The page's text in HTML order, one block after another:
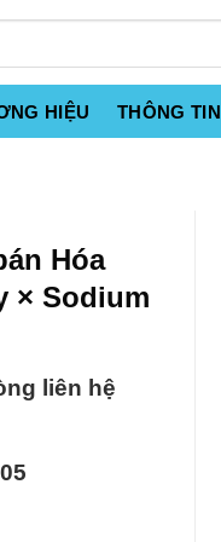
HIỆU THÔNG TIN
Hóa
× Sodium
liên hệ